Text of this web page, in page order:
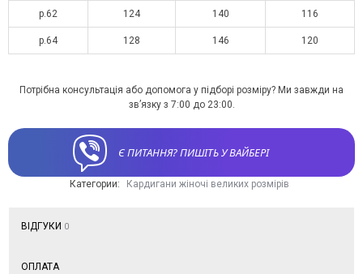
р.62 124 140 116
р.64 128 146 120
Потрібна консультація або допомога у підборі розміру? Ми завжди на
зв’язку з 7:00 до 23:00.
Є ПИТАННЯ? ПИШІТЬ У ВАЙБЕРІ
Категории: Кардигани жіночі великих розмірів
ВІДГУКИ 0
ОПЛАТА